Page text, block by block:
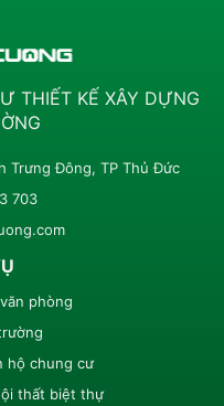
THIẾT KẾ XÂY DỰNG
Trưng Đông, TP Thủ Đức
703
phòng
hộ chung cư
thất biệt thự